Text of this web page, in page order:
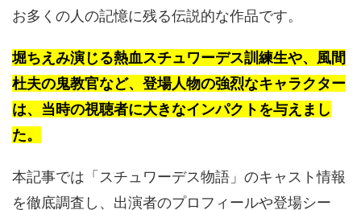
お多くの人の記憶に残る伝説的な作品です。
堀ちえみ演じる熱血スチュワーデス訓練生や、風間
杜夫の鬼教官など、登場人物の強烈なキャラクター
は、当時の視聴者に大きなインパクトを与えまし
た。
本記事では「スチュワーデス物語」のキャスト情報
を徹底調査し、出演者のプロフィールや登場シー